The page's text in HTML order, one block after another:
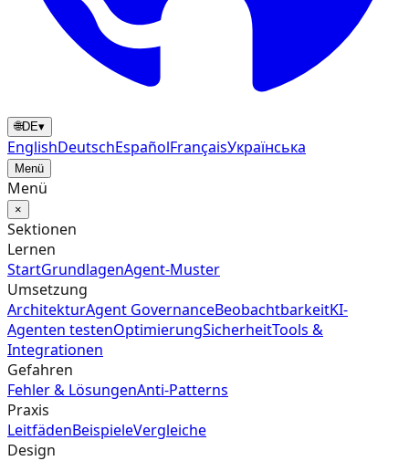
🌐DE▾
EnglishDeutschEspañolFrançaisУкраїнська
Menü
Menü
×
Sektionen
Lernen
StartGrundlagenAgent‑Muster
Umsetzung
ArchitekturAgent GovernanceBeobachtbarkeitKI-
Agenten testenOptimierungSicherheitTools &
Integrationen
Gefahren
Fehler & LösungenAnti-Patterns
Praxis
LeitfädenBeispieleVergleiche
Design